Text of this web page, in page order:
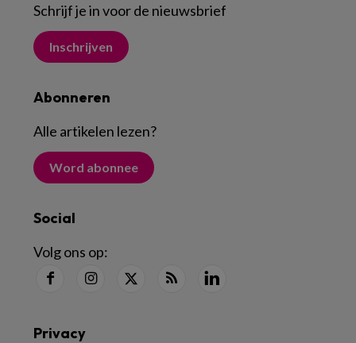
Schrijf je in voor de nieuwsbrief
Inschrijven
Abonneren
Alle artikelen lezen?
Word abonnee
Social
Volg ons op:
Privacy